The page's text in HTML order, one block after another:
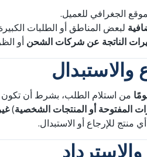
الجغرافي للعميل.
لبعض المناطق أو الطلبات
الناتجة عن شركات الشحن أو
من استلام الطلب، بشرط أن تكون
المفتوحة أو المنتجات الشخصية)
للإرجاع أو الاستبدال.